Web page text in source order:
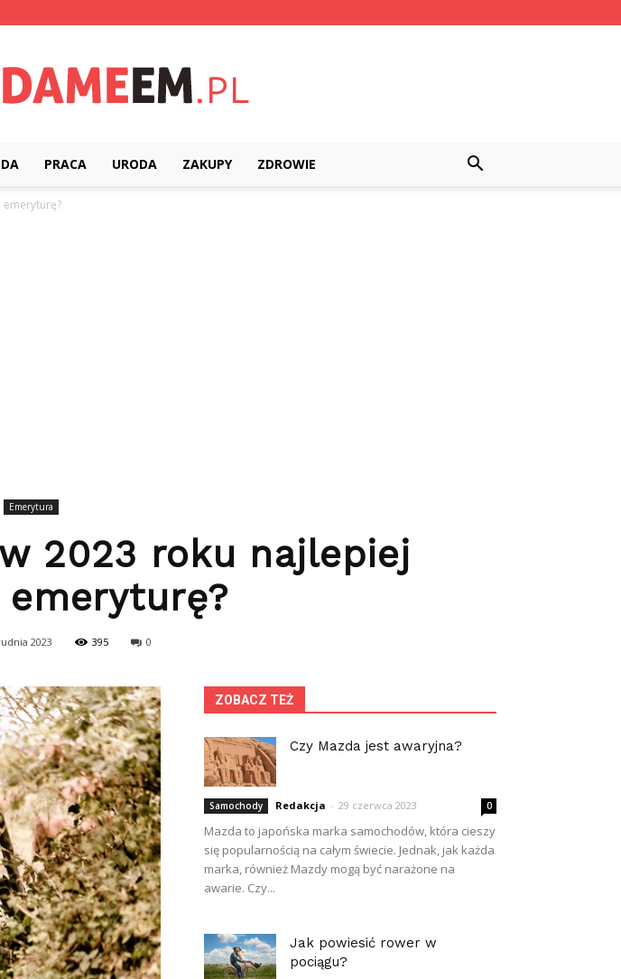
PRACA URODA ZAKUPY ZDROWIE
Emerytura
2023 roku najlepiej
2023 395 0
ZOBACZ TEŻ
Czy Mazda jest awaryjna?
Samochody Redakcja - 29 czerwca 2023 0
Mazda to japońska marka samochodów, która cieszy
się popularnością na całym świecie. Jednak, jak każda
marka, również Mazdy mogą być narażone na
awarie. Czy...
Jak powiesić rower w
pociągu?